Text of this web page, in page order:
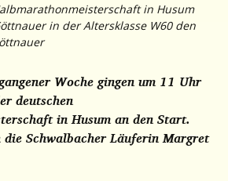
in Husum
in der Altersklasse W60 den
Woche gingen um 11 Uhr
deutschen
in Husum an den Start.
Schwalbacher Läuferin Margret